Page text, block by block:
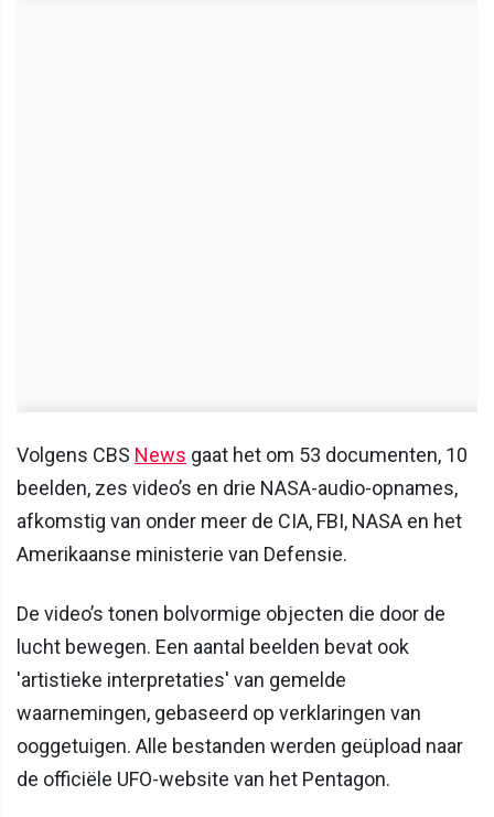
Volgens CBS News gaat het om 53 documenten, 10
beelden, zes video’s en drie NASA-audio-opnames,
afkomstig van onder meer de CIA, FBI, NASA en het
Amerikaanse ministerie van Defensie.
De video’s tonen bolvormige objecten die door de
lucht bewegen. Een aantal beelden bevat ook
'artistieke interpretaties' van gemelde
waarnemingen, gebaseerd op verklaringen van
ooggetuigen. Alle bestanden werden geüpload naar
de officiële UFO-website van het Pentagon.